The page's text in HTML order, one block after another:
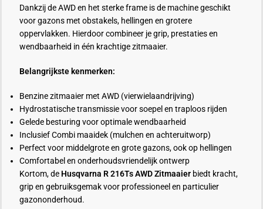
Dankzij de AWD en het sterke frame is de machine geschikt
voor gazons met obstakels, hellingen en grotere
oppervlakken. Hierdoor combineer je grip, prestaties en
wendbaarheid in één krachtige zitmaaier.
Belangrijkste kenmerken:
Benzine zitmaaier met AWD (vierwielaandrijving)
Hydrostatische transmissie voor soepel en traploos rijden
Gelede besturing voor optimale wendbaarheid
Inclusief Combi maaidek (mulchen en achteruitworp)
Perfect voor middelgrote en grote gazons, ook op hellingen
Comfortabel en onderhoudsvriendelijk ontwerp
Kortom, de Husqvarna R 216Ts AWD Zitmaaier biedt kracht,
grip en gebruiksgemak voor professioneel en particulier
gazononderhoud.